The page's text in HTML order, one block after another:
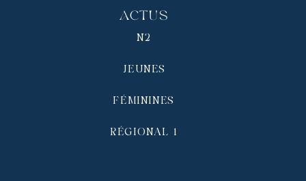
Actus
N2
JEUNES
FÉMININES
RÉGIONAL 1